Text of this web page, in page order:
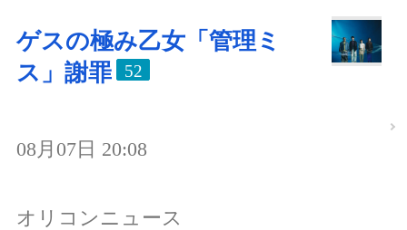
ゲスの極み乙女「管理ミ
ス」謝罪
52
08月07日 20:08
オリコンニュース